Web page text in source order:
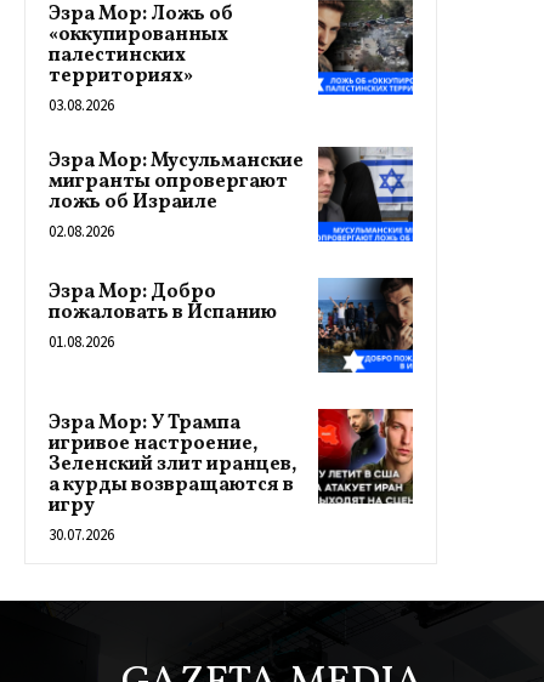
Эзра Мор: Ложь об
«оккупированных
палестинских
территориях»
03.08.2026
Эзра Мор: Мусульманские
мигранты опровергают
ложь об Израиле
02.08.2026
Эзра Мор: Добро
пожаловать в Испанию
01.08.2026
Эзра Мор: У Трампа
игривое настроение,
Зеленский злит иранцев,
а курды возвращаются в
игру
30.07.2026